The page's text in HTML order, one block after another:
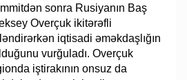
sonra Rusiyanın Baş
Overçuk ikitərəfli
iqtisadi əməkdaşlığın
vurğuladı. Overçuk
iştirakının onsuz da